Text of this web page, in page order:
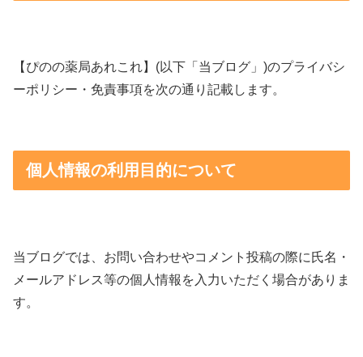
【ぴのの薬局あれこれ】(以下「当ブログ」)のプライバシ
ーポリシー・免責事項を次の通り記載します。
個人情報の利用目的について
当ブログでは、お問い合わせやコメント投稿の際に氏名・
メールアドレス等の個人情報を入力いただく場合がありま
す。